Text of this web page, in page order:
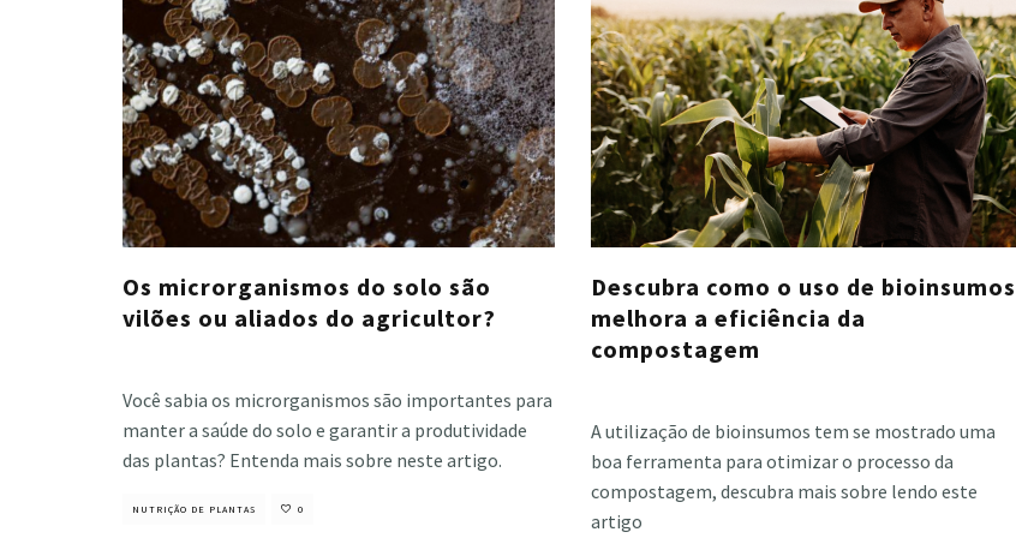
Os microrganismos do solo são
vilões ou aliados do agricultor?
Você sabia os microrganismos são importantes para
manter a saúde do solo e garantir a produtividade
das plantas? Entenda mais sobre neste artigo.
NUTRIÇÃO DE PLANTAS 0
Descubra como o uso de bioinsumos
melhora a eficiência da
compostagem
A utilização de bioinsumos tem se mostrado uma
boa ferramenta para otimizar o processo da
compostagem, descubra mais sobre lendo este
artigo